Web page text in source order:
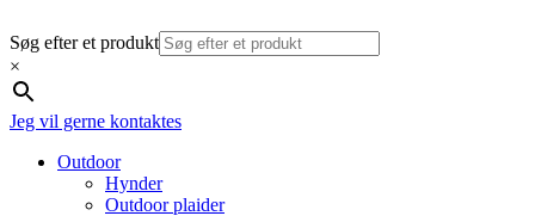
Søg efter et produkt
×
Jeg vil gerne kontaktes
Outdoor
Hynder
Outdoor plaider